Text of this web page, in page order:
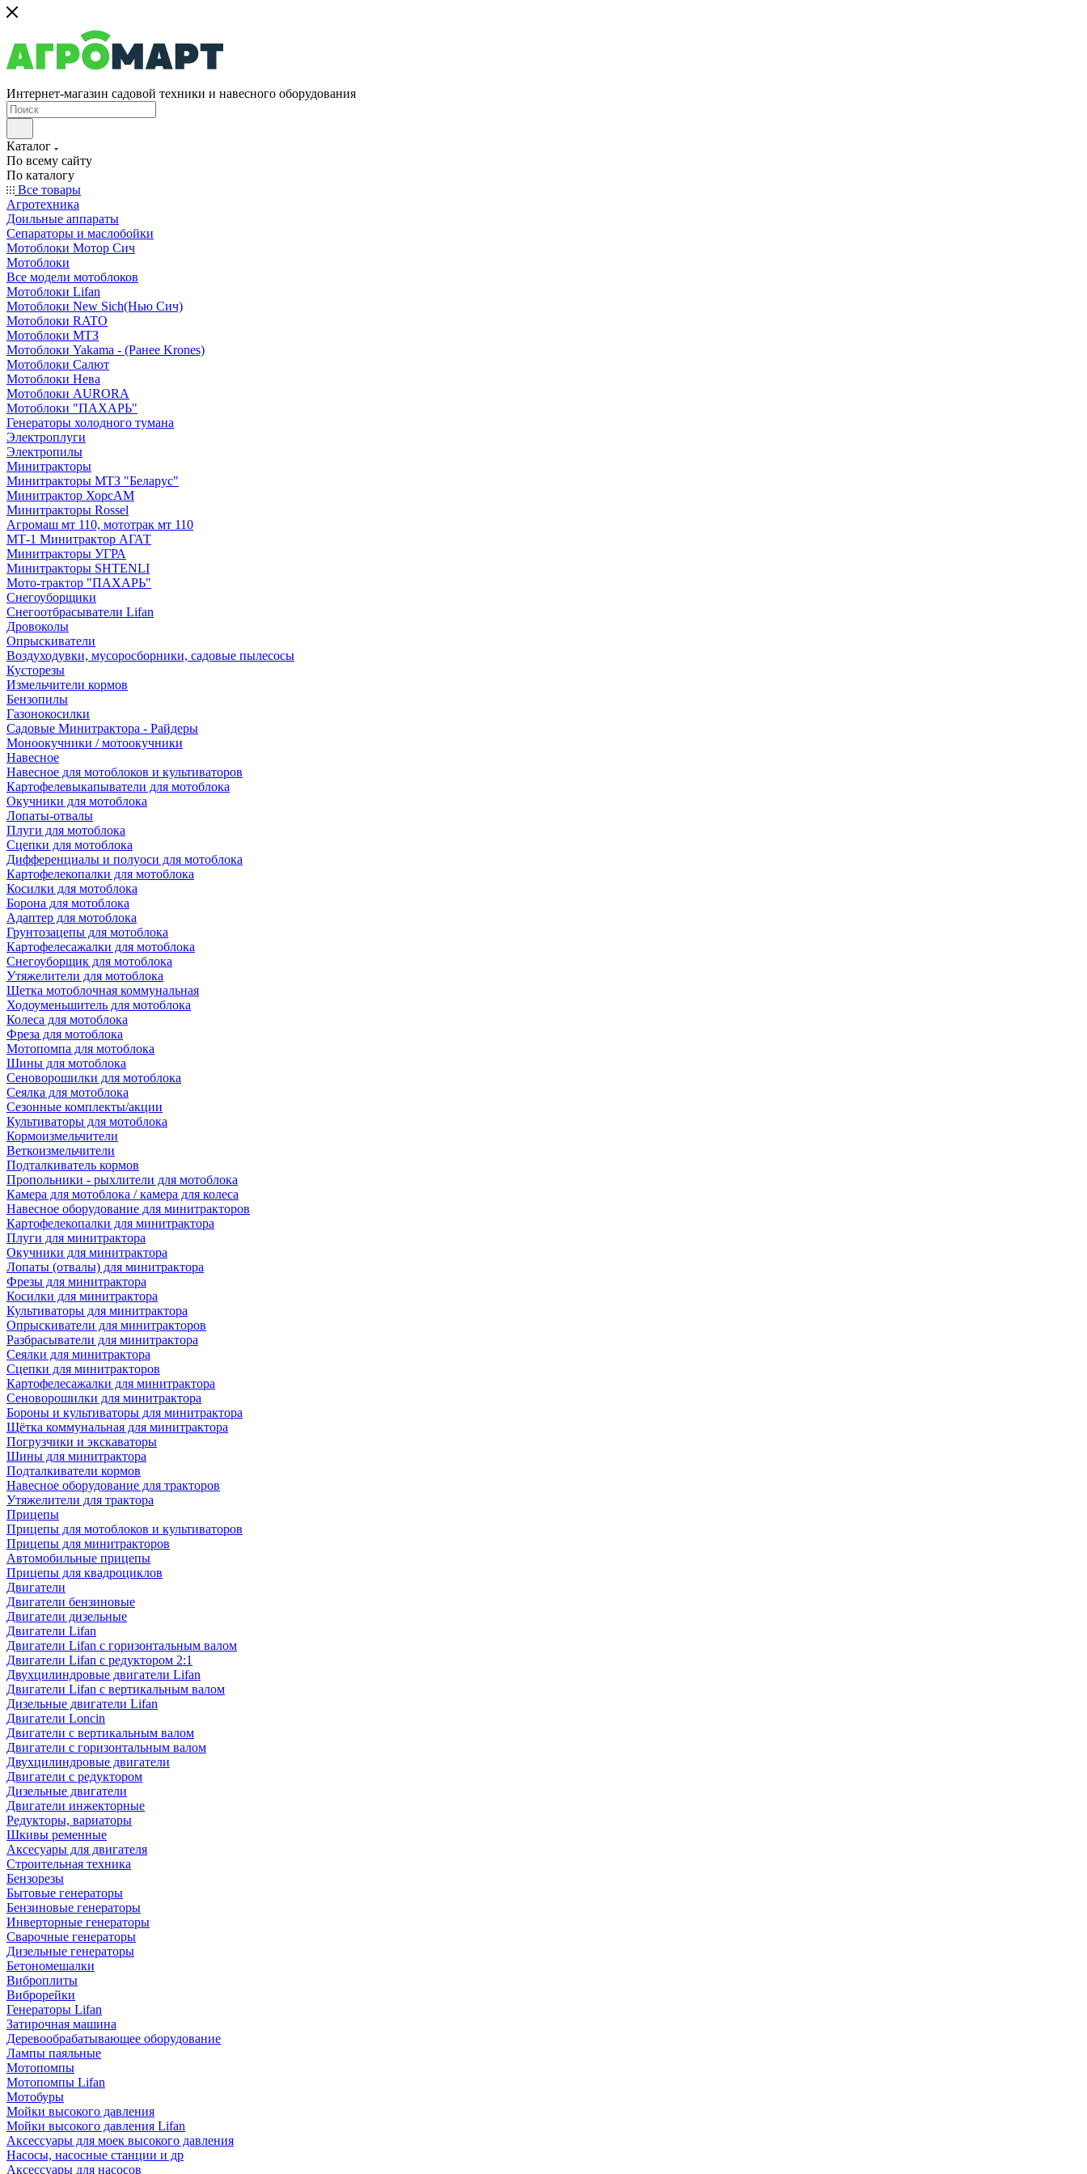
Интернет-магазин садовой техники и навесного оборудования
Каталог
По всему сайту
По каталогу
Все товары
Агротехника
Доильные аппараты
Сепараторы и маслобойки
Мотоблоки Мотор Сич
Мотоблоки
Все модели мотоблоков
Мотоблоки Lifan
Мотоблоки New Sich(Нью Сич)
Мотоблоки RATO
Мотоблоки МТЗ
Мотоблоки Yakama - (Ранее Krones)
Мотоблоки Салют
Мотоблоки Нева
Мотоблоки AURORA
Мотоблоки "ПАХАРЬ"
Генераторы холодного тумана
Электроплуги
Электропилы
Минитракторы
Минитракторы МТЗ "Беларус"
Минитрактор ХорсАМ
Минитракторы Rossel
Агромаш мт 110, мототрак мт 110
МТ-1 Минитрактор АГАТ
Минитракторы УГРА
Минитракторы SHTENLI
Мото-трактор "ПАХАРЬ"
Снегоуборщики
Снегоотбрасыватели Lifan
Дровоколы
Опрыскиватели
Воздуходувки, мусоросборники, cадовые пылесосы
Кусторезы
Измельчители кормов
Бензопилы
Газонокосилки
Садовые Минитрактора - Райдеры
Моноокучники / мотоокучники
Навесное
Навесное для мотоблоков и культиваторов
Картофелевыкапыватели для мотоблока
Окучники для мотоблока
Лопаты-отвалы
Плуги для мотоблока
Сцепки для мотоблока
Дифференциалы и полуоси для мотоблока
Картофелекопалки для мотоблока
Косилки для мотоблока
Борона для мотоблока
Адаптер для мотоблока
Грунтозацепы для мотоблока
Картофелесажалки для мотоблока
Снегоуборщик для мотоблока
Утяжелители для мотоблока
Щетка мотоблочная коммунальная
Ходоуменьшитель для мотоблока
Колеса для мотоблока
Фреза для мотоблока
Мотопомпа для мотоблока
Шины для мотоблока
Сеноворошилки для мотоблока
Сеялка для мотоблока
Сезонные комплекты/акции
Культиваторы для мотоблока
Кормоизмельчители
Веткоизмельчители
Подталкиватель кормов
Пропольники - рыхлители для мотоблока
Камера для мотоблока / камера для колеса
Навесное оборудование для минитракторов
Картофелекопалки для минитрактора
Плуги для минитрактора
Окучники для минитрактора
Лопаты (отвалы) для минитрактора
Фрезы для минитрактора
Косилки для минитрактора
Культиваторы для минитрактора
Опрыскиватели для минитракторов
Разбрасыватели для минитрактора
Сеялки для минитрактора
Сцепки для минитракторов
Картофелесажалки для минитрактора
Сеноворошилки для минитрактора
Бороны и культиваторы для минитрактора
Щётка коммунальная для минитрактора
Погрузчики и экскаваторы
Шины для минитрактора
Подталкиватели кормов
Навесное оборудование для тракторов
Утяжелители для трактора
Прицепы
Прицепы для мотоблоков и культиваторов
Прицепы для минитракторов
Автомобильные прицепы
Прицепы для квадроциклов
Двигатели
Двигатели бензиновые
Двигатели дизельные
Двигатели Lifan
Двигатели Lifan с горизонтальным валом
Двигатели Lifan с редуктором 2:1
Двухцилиндровые двигатели Lifan
Двигатели Lifan с вертикальным валом
Дизельные двигатели Lifan
Двигатели Loncin
Двигатели с вертикальным валом
Двигатели с горизонтальным валом
Двухцилиндровые двигатели
Двигатели с редуктором
Дизельные двигатели
Двигатели инжекторные
Редукторы, вариаторы
Шкивы ременные
Аксесуары для двигателя
Строительная техника
Бензорезы
Бытовые генераторы
Бензиновые генераторы
Инверторные генераторы
Сварочные генераторы
Дизельные генераторы
Бетономешалки
Виброплиты
Виброрейки
Генераторы Lifan
Затирочная машина
Деревообрабатывающее оборудование
Лампы паяльные
Мотопомпы
Мотопомпы Lifan
Мотобуры
Мойки высокого давления
Мойки высокого давления Lifan
Аксессуары для моек высокого давления
Насосы, насосные станции и др
Аксессуары для насосов